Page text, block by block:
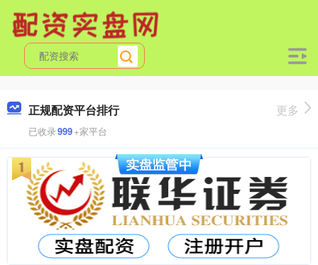
正规配资平台排行
已收录999+家平台
更多